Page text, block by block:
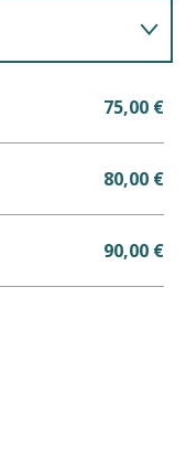
75,00 €
80,00 €
90,00 €